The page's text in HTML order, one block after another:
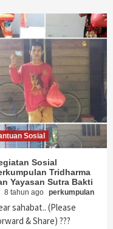
Sosial
Sosial
Tridharma
Yayasan Sutra Bakti
8 tahun ago perkumpulan
sahabat.. (Please
& Share) ???